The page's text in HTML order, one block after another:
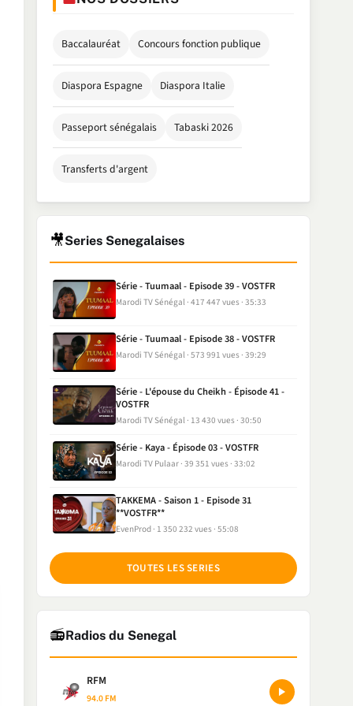
Baccalauréat Concours fonction publique
Diaspora Espagne Diaspora Italie
Passeport sénégalais Tabaski 2026
Transferts d'argent
🎥Series Senegalaises
Série - Tuumaal - Episode 39 - VOSTFR
Marodi TV Sénégal 417 447 vues 35:33
Série - Tuumaal - Episode 38 - VOSTFR
Marodi TV Sénégal 573 991 vues 39:29
Série - L'épouse du Cheikh - Épisode 41 -
VOSTFR
Marodi TV Sénégal 13 430 vues 30:50
Série - Kaya - Épisode 03 - VOSTFR
Marodi TV Pulaar 39 351 vues 33:02
TAKKEMA - Saison 1 - Episode 31
**VOSTFR**
EvenProd 1 350 232 vues 55:08
TOUTES LES SERIES
📻Radios du Senegal
RFM
94.0 FM